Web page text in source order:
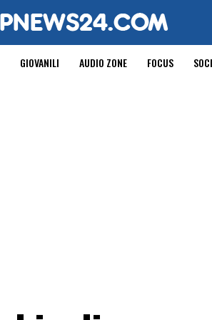
GIOVANILI AUDIO ZONE FOCUS